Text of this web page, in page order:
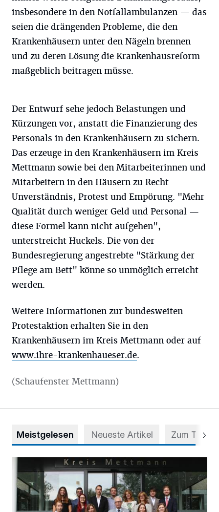
insbesondere in den Notfallambulanzen — das
seien die drängenden Probleme, die den
Krankenhäusern unter den Nägeln brennen
und zu deren Lösung die Krankenhausreform
maßgeblich beitragen müsse.
Der Entwurf sehe jedoch Belastungen und
Kürzungen vor, anstatt die Finanzierung des
Personals in den Krankenhäusern zu sichern.
Das erzeuge in den Krankenhäusern im Kreis
Mettmann sowie bei den Mitarbeiterinnen und
Mitarbeitern in den Häusern zu Recht
Unverständnis, Protest und Empörung. "Mehr
Qualität durch weniger Geld und Personal —
diese Formel kann nicht aufgehen",
unterstreicht Huckels. Die von der
Bundesregierung angestrebte "Stärkung der
Pflege am Bett" könne so unmöglich erreicht
werden.
Weitere Informationen zur bundesweiten
Protestaktion erhalten Sie in den
Krankenhäusern im Kreis Mettmann oder auf
www.ihre-krankenhaueser.de.
(Schaufenster Mettmann)
Meistgelesen Neueste Artikel Zum Thema
56 Auszubildende in fünf Berufen